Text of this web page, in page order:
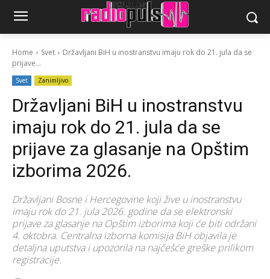
Home Svet
Državljani BiH u inostranstvu imaju rok do 21. jula da se
prijave...
Svet Zanimljivo
Državljani BiH u inostranstvu
imaju rok do 21. jula da se
prijave za glasanje na Opštim
izborima 2026.
Državljani Bosne i Hercegovine koji žive u inostranstvu
imaju rok do 21. jula 2026. godine da se elektronski
prijave za glasanje na Opštim izborima koji će biti održani
4. oktobra. Centralna izborna komisija BiH objavila je
detaljna uputstva i upozorila na najčešće greške prilikom
registracije.